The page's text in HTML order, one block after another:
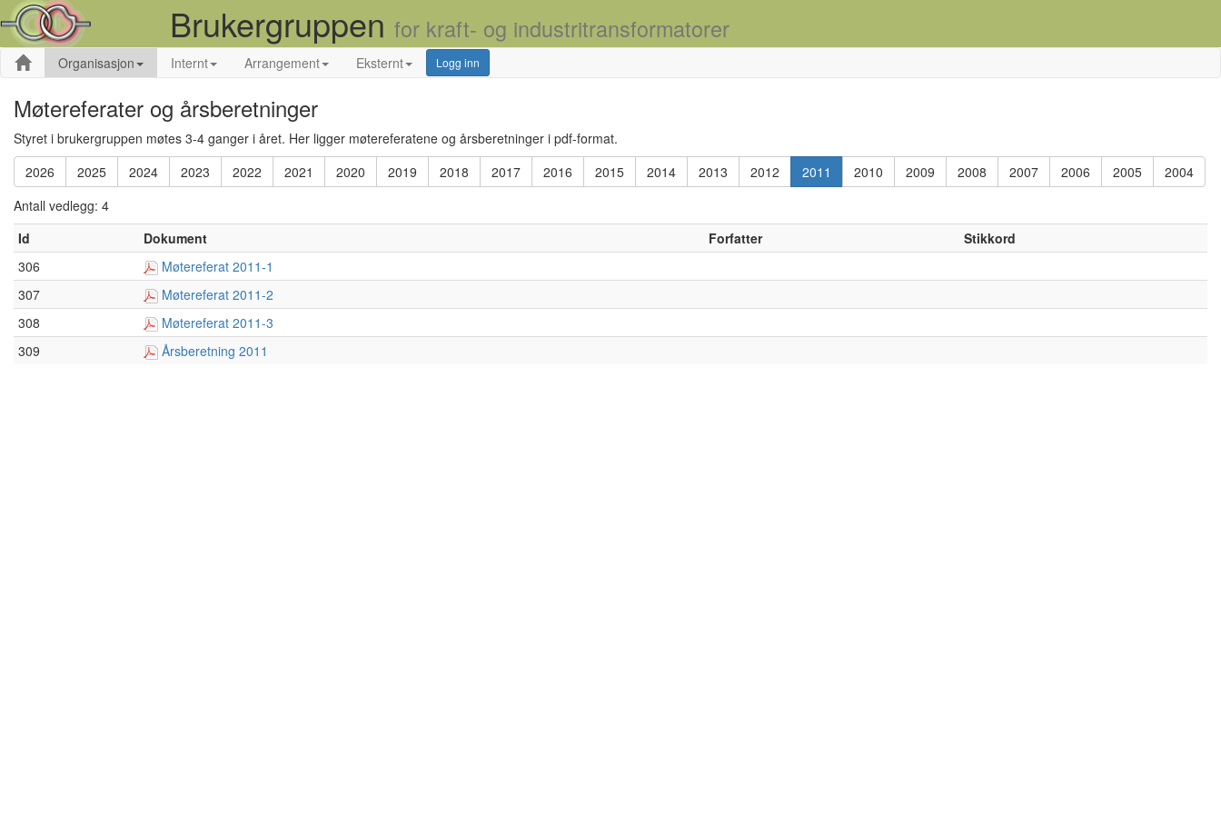
Brukergruppen for kraft- og industritransformatorer
Organisasjon Internt Arrangement Eksternt Logg inn
Møtereferater og årsberetninger
Styret i brukergruppen møtes 3-4 ganger i året. Her ligger møtereferatene og årsberetninger i pdf-format.
2026
2025 2024 2023 2022 2021 2020 2019 2018 2017 2016 2015 2014 2013 2012 2011 2010 2009 2008 2007 2006 2005
2004
Antall vedlegg: 4
Id
Dokument Forfatter
Stikkord
306
Møtereferat 2011-1
307
Møtereferat 2011-2
308
Møtereferat 2011-3
309
Årsberetning 2011